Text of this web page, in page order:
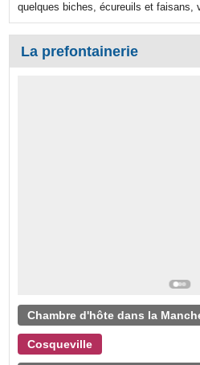
quelques biches, écureuils et faisans,
La prefontainerie
Chambre d'hôte dans la
Cosqueville